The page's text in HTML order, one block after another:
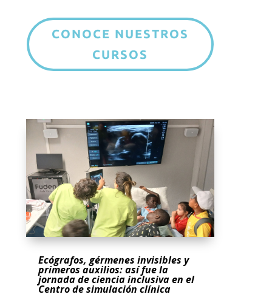
CONOCE NUESTROS
CURSOS
Ecógrafos, gérmenes invisibles y
primeros auxilios: así fue la
jornada de ciencia inclusiva en el
Centro de simulación clínica